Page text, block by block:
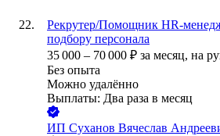
Рекрутер/Помощник HR-
подбору персонала
35 000 – 70 000 ₽ за месяц, на
Без опыта
Можно удалённо
Выплаты: Два раза в месяц
ИП Суханов Вячеслав